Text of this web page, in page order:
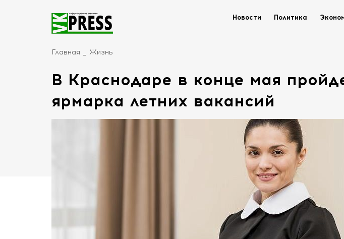
Новости Политика
Главная Жизнь
В Краснодаре в конце мая
ярмарка летних вакансий